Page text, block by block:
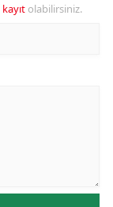
kayıt olabilirsiniz.